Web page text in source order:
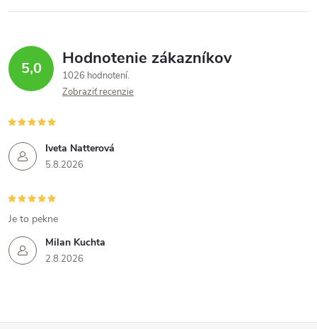
5,0 Hodnotenie zákazníkov
1026 hodnotení
Zobraziť recenzie
Iveta Natterová
5.8.2026
Milan Kuchta
2.8.2026
Je to pekne